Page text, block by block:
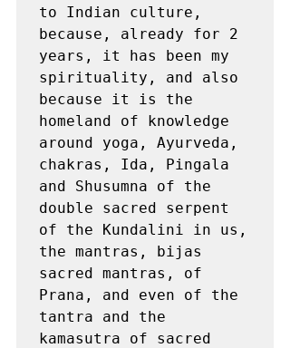
to Indian culture,
because, already for 2
years, it has been my
spirituality, and also
because it is the
homeland of knowledge
around yoga, Ayurveda,
chakras, Ida, Pingala
and Shusumna of the
double sacred serpent
of the Kundalini in us,
the mantras, bijas
sacred mantras, of
Prana, and even of the
tantra and the
kamasutra of sacred